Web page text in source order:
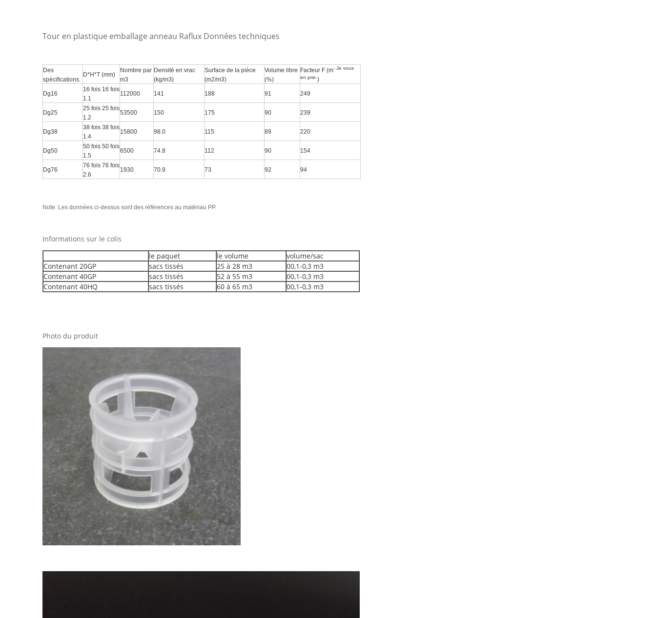
Tour en plastique emballage anneau Raflux Données techniques
Des
spécifications.
D*H*T (mm)
Nombre par
m3
Densité en vrac
(kg/m3)
Surface de la pièce
(m2/m3)
Volume libre
(%)
Facteur F (m- Je vous
en prie. )
Dg16
16 fois 16 fois
1.1
112000 141 188 91 249
Dg25
25 fois 25 fois
1.2
53500 150 175 90 239
Dg38
38 fois 38 fois
1.4
15800 98.0 115 89 220
Dg50
50 fois 50 fois
1.5
6500 74.8 112 90 154
Dg76
76 fois 76 fois
2.6
1930 70.9 73 92 94
Note: Les données ci-dessus sont des références au matériau PP.
Informations sur le colis
le paquet
le volume
volume/sac
Contenant 20GP
sacs tissés 25 à 28 m3
00,1-0,3 m3
Contenant 40GP
sacs tissés 52 à 55 m3
00,1-0,3 m3
Contenant 40HQ
sacs tissés 60 à 65 m3 00,1-0,3 m3
Photo du produit